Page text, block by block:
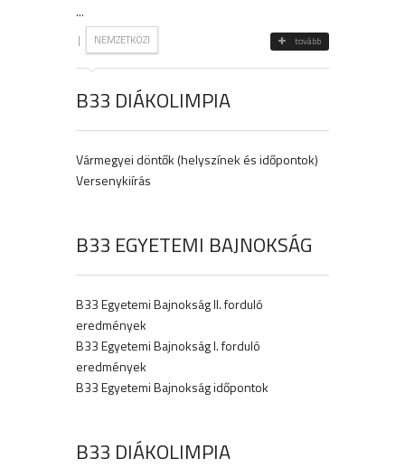
...
| NEMZETKÖZI tovább
B33 DIÁKOLIMPIA
Vármegyei döntők (helyszínek és időpontok)
Versenykiírás
B33 EGYETEMI BAJNOKSÁG
B33 Egyetemi Bajnokság II. forduló
eredmények
B33 Egyetemi Bajnokság I. forduló
eredmények
B33 Egyetemi Bajnokság időpontok
B33 DIÁKOLIMPIA